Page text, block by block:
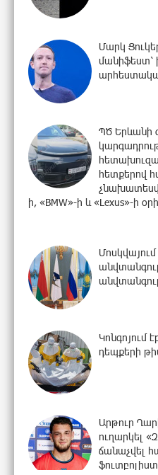
Մարկ
մանիֆեստ՝
ՊԾ Երևանի
հետքերով
ի, «BMW»-ի և «Lexus»-ի
Կոնգոյում
դեպքերի
Արթուր
ուղարկել
ճանաչվել